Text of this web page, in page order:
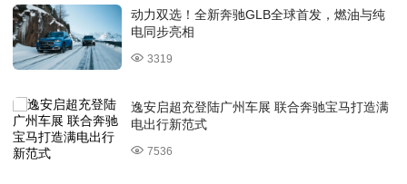
动力双选！全新奔驰GLB全球首发，燃油与纯
电同步亮相
3319
逸安启超充登陆广州车展 联合奔驰宝马打造满
电出行新范式
7536